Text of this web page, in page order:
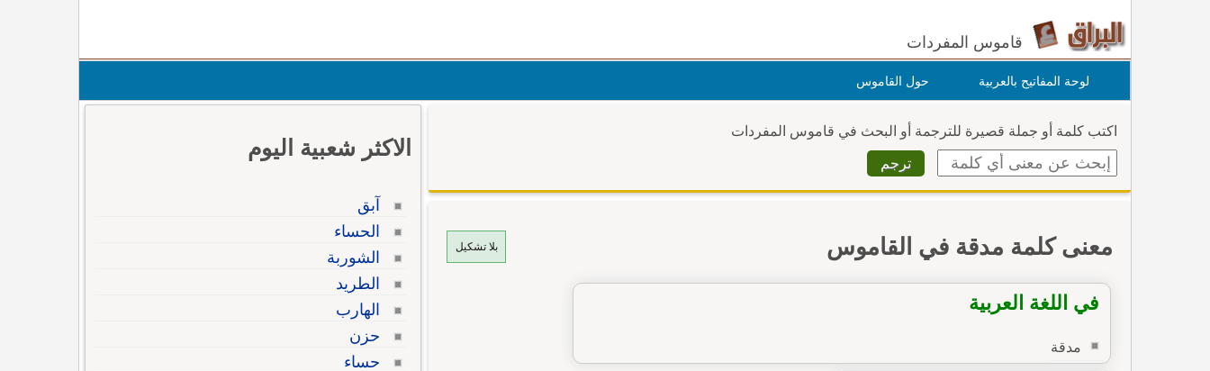
قاموس المفردات
لوحة المفاتيح بالعربية حول القاموس
اكتب كلمة أو جملة قصيرة للترجمة أو البحث في قاموس المفردات
بلا تشكيل معنى كلمة مدقة في القاموس
في اللغة العربية
مدقة
الاكثر شعبية اليوم
آبق
الحساء
الشوربة
الطريد
الهارب
حزن
حساء